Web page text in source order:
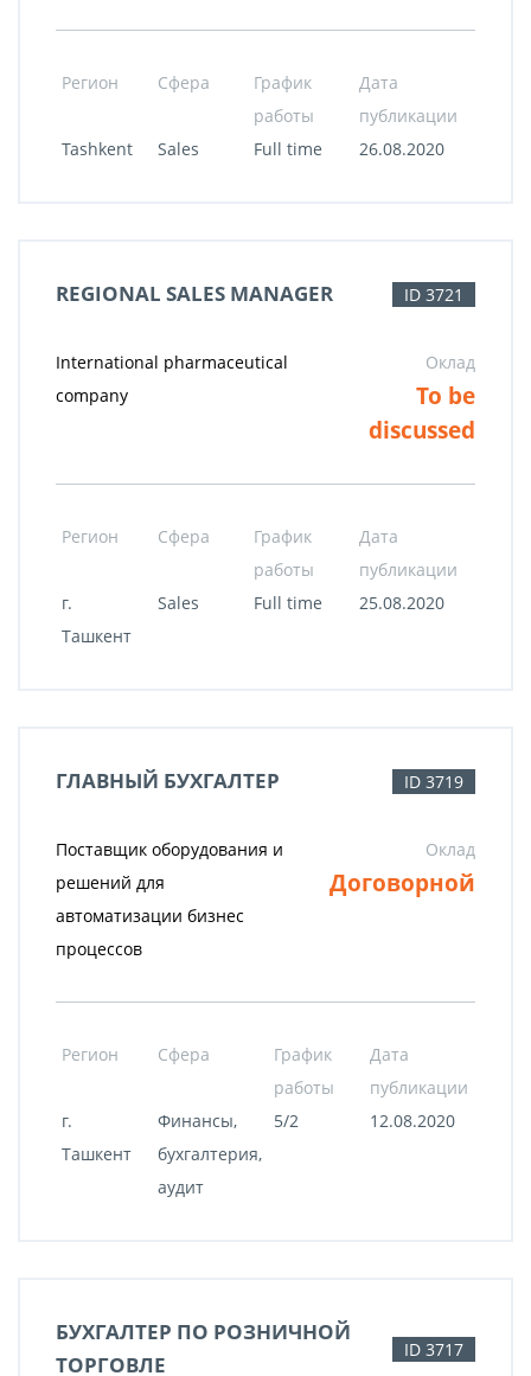
Регион Сфера
График
работы
Дата
публикации
Tashkent
Sales Full time 26.08.2020
REGIONAL SALES MANAGER ID 3721
International pharmaceutical
company
Оклад
To be
discussed
Регион Сфера
График
работы
Дата
публикации
г.
Ташкент
Sales Full time 25.08.2020
ГЛАВНЫЙ БУХГАЛТЕР ID 3719
Поставщик оборудования и
решений для
автоматизации бизнес
процессов
Оклад
Договорной
Регион Сфера
График
работы
Дата
публикации
г.
Ташкент
Финансы,
бухгалтерия,
аудит
5/2 12.08.2020
БУХГАЛТЕР ПО РОЗНИЧНОЙ
ТОРГОВЛЕ
ID 3717